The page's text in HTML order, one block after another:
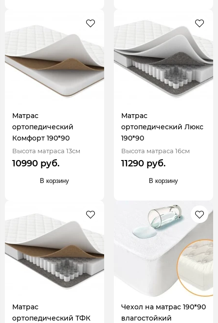
Матрас
ортопедический
Комфорт 190*90
Высота матраса 13см
10990 руб.
В корзину
Матрас
ортопедический Люкс
190*90
Высота матраса 16см
11290 руб.
В корзину
Матрас
ортопедический ТФК
Чехол на матрас 190*90
влагостойкий